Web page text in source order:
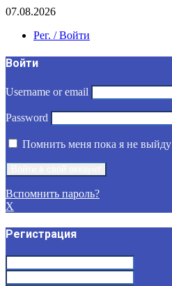
07.08.2026
Рег. / Войти
Войти
Username or email
Password
Помнить меня пока я не выйду
Вспомнить пароль?
X
Регистрация